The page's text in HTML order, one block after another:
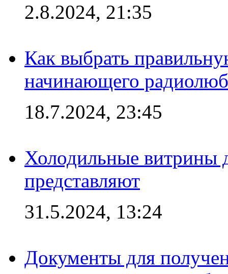
2.8.2024, 21:35
Как выбрать
начинающего
18.7.2024, 23:45
Холодильные витрины
представляют
31.5.2024, 13:24
Документы для